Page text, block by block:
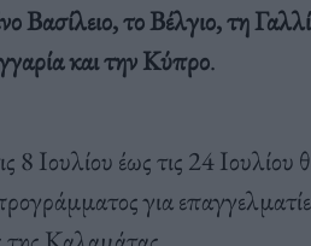
Βασίλειο, το Βέλγιο, τη
και την Κύπρο.
Ιουλίου έως τις 24 Ιουλίου
για